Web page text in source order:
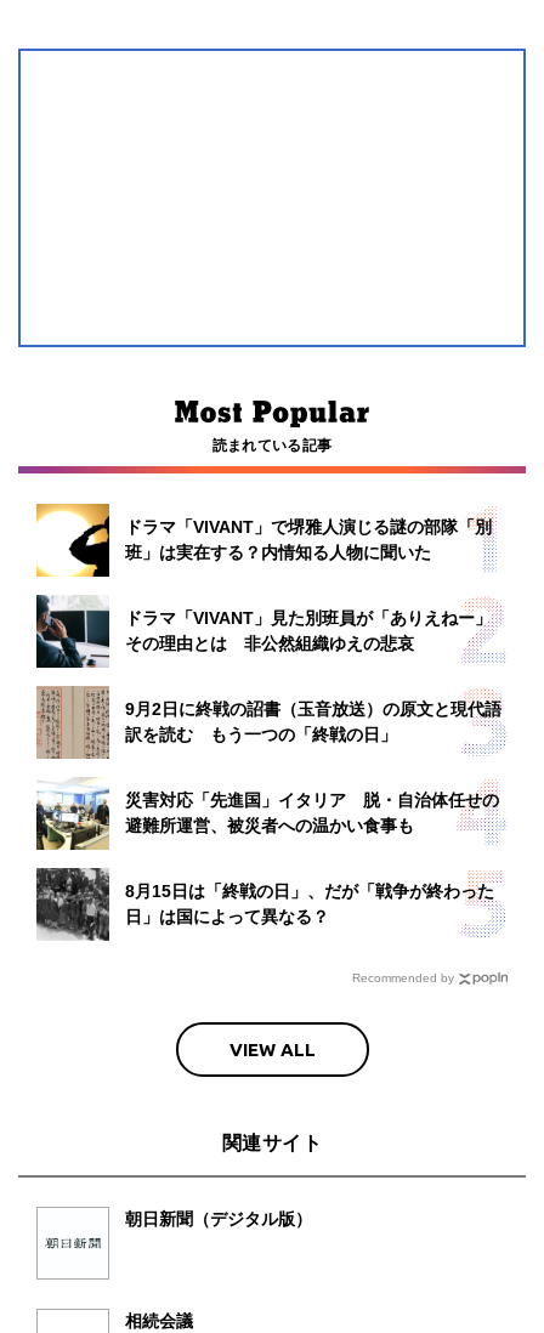
読まれている記事
ドラマ「VIVANT」で堺雅人演じる謎の部隊「別
班」は実在する？内情知る人物に聞いた
ドラマ「VIVANT」見た別班員が「ありえねー」
その理由とは 非公然組織ゆえの悲哀
9月2日に終戦の詔書（玉音放送）の原文と現代語
訳を読む もう一つの「終戦の日」
災害対応「先進国」イタリア 脱・自治体任せの
避難所運営、被災者への温かい食事も
8月15日は「終戦の日」、だが「戦争が終わった
日」は国によって異なる？
Recommended by
VIEW ALL
関連サイト
朝日新聞（デジタル版）
相続会議